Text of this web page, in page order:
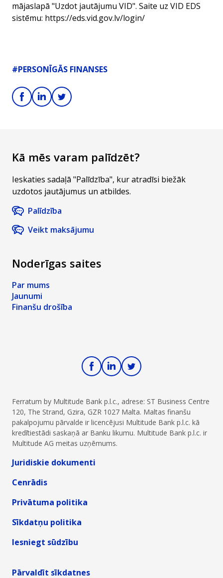
mājaslapā "Uzdot jautājumu VID". Saite uz VID EDS
sistēmu: https://eds.vid.gov.lv/login/
#PERSONĪGĀS FINANSES
Kā mēs varam palīdzēt?
Ieskaties sadaļā "Palīdzība", kur atradīsi biežāk
uzdotos jautājumus un atbildes.
Palīdzība
Veikt maksājumu
Noderīgas saites
Par mums
Jaunumi
Finanšu drošība
Ferratum by Multitude Bank p.l.c., adrese: ST Business Centre
120, The Strand, Gzira, GZR 1027 Malta. Maltas finanšu
pakalpojumu pārvalde ir licencējusi Multitude Bank p.l.c. kā
kredītiestādi saskaņā ar Banku likumu. Multitude Bank p.l.c. ir
Multitude AG meitas uzņēmums.
Juridiskie dokumenti
Cenrādis
Privātuma politika
Sīkdatņu politika
Iesniegt sūdzību
Pārvaldīt sīkdatnes